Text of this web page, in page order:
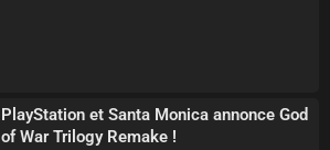
PlayStation et Santa Monica annonce God
of War Trilogy Remake !